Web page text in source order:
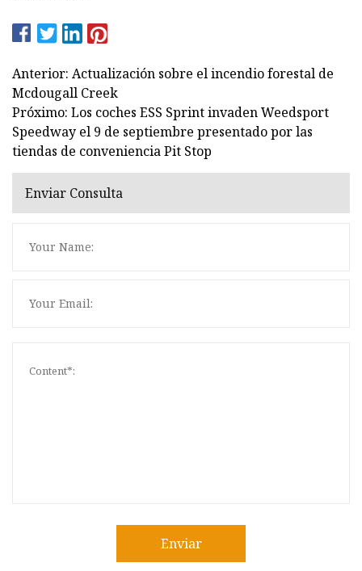
Anterior: Actualización sobre el incendio forestal de
Mcdougall Creek
Próximo: Los coches ESS Sprint invaden Weedsport
Speedway el 9 de septiembre presentado por las
tiendas de conveniencia Pit Stop
Enviar Consulta
Enviar